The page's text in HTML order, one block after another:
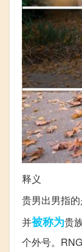
释义
贵男出男指
并被称为贵
个外号。